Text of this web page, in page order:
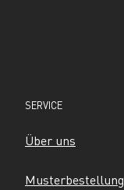
SERVICE
Über uns
Musterbestellung